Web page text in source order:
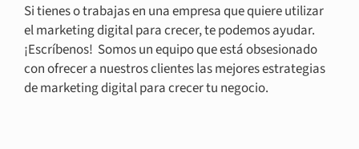
Si tienes o trabajas en una empresa que quiere utilizar
el marketing digital para crecer, te podemos ayudar.
¡Escríbenos! Somos un equipo que está obsesionado
con ofrecer a nuestros clientes las mejores estrategias
de marketing digital para crecer tu negocio.